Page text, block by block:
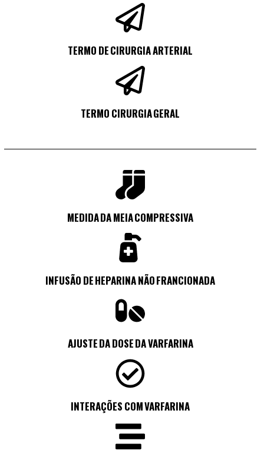
TERMO DE CIRURGIA ARTERIAL
TERMO CIRURGIA GERAL
MEDIDA DA MEIA COMPRESSIVA
INFUSÃO DE HEPARINA NÃO FRANCIONADA
AJUSTE DA DOSE DA VARFARINA
INTERAÇÕES COM VARFARINA